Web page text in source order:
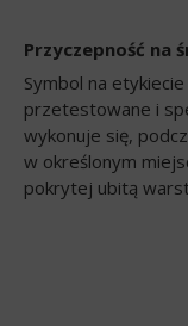
Przyczepność na
Symbol na
przetestowane i
wykonuje się,
w określonym
pokrytej ubitą